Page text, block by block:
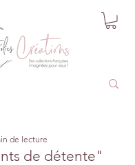
de détente"
de lecture